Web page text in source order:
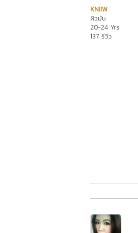
KNIIW
ผิวมัน
20-24 Yrs
137 รีวิว